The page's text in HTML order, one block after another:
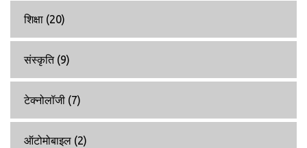
शिक्षा (20)
संस्कृति (9)
टेक्नोलॉजी (7)
ऑटोमोबाइल (2)